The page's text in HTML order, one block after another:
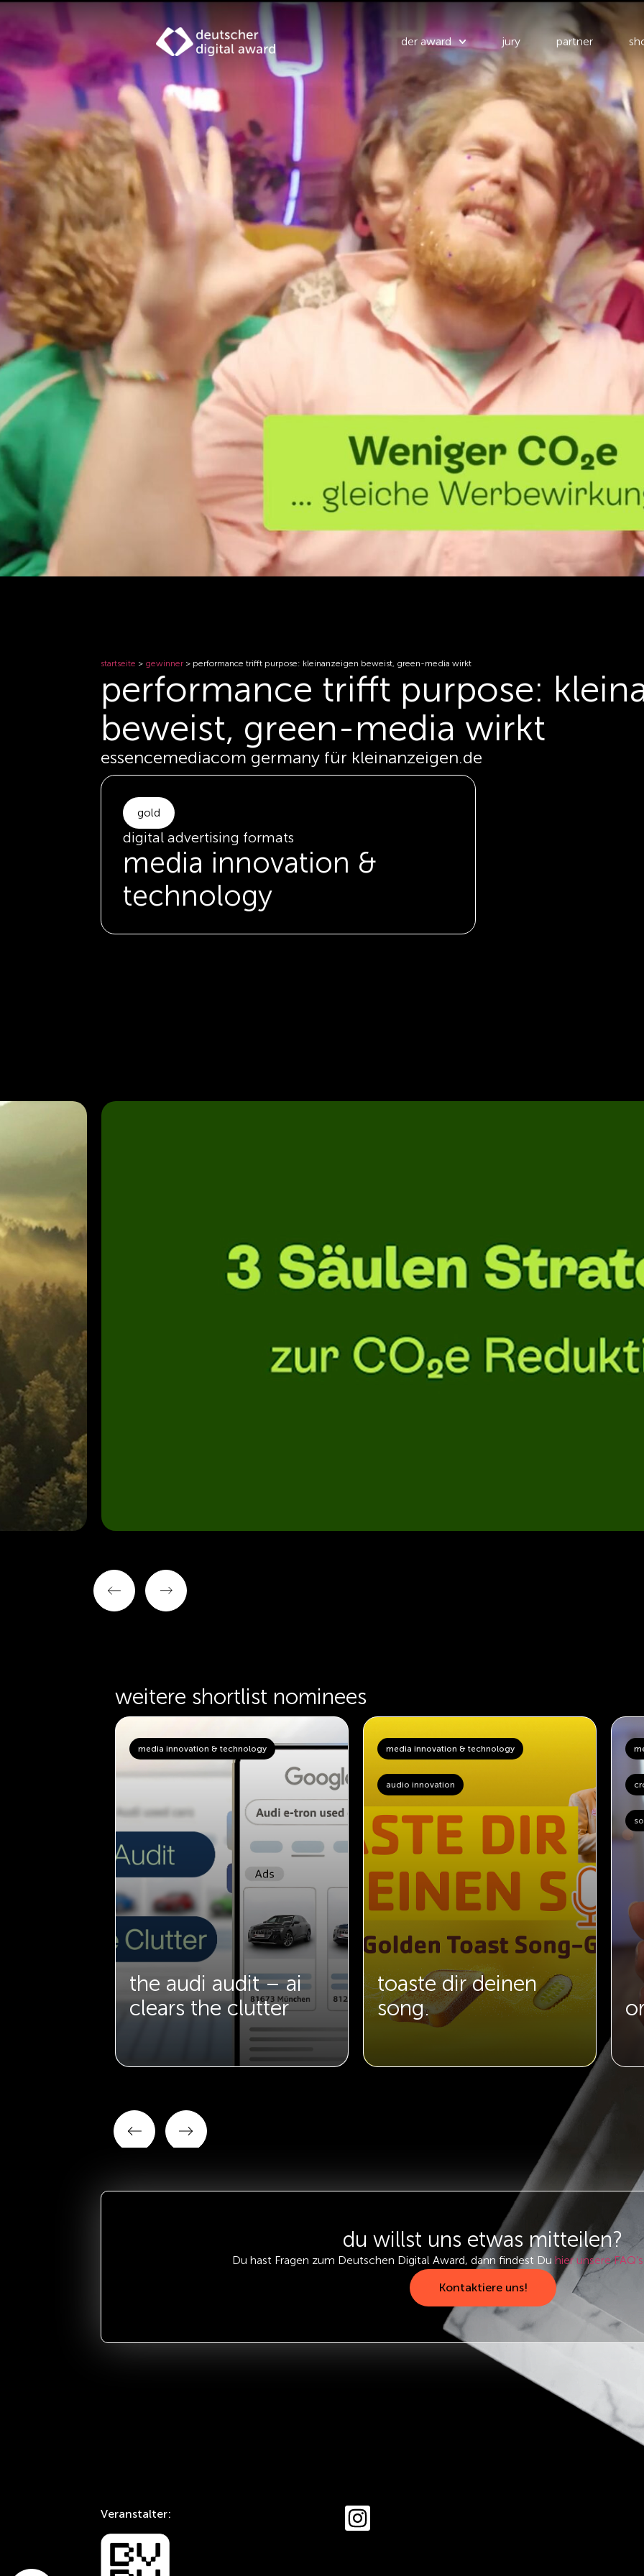
der award jury partner
startseite > gewinner> performance trifft purpose: kleinanzeigen beweist, green-media wirkt
performance trifft purpose:
beweist, green-media wirkt
essencemediacom germany für kleinanzeigen.de
gold
digital advertising formats
media innovation &
technology
weitere shortlist nominees
media innovation & technology
the audi audit – ai
clears the clutter
media innovation & technology
audio innovation
toaste dir deinen
song.
du willst uns etwas mitteilen?
Du hast Fragen zum Deutschen Digital Award, dann findest Du hier unsere FAQ’s
Kontaktiere uns!
Veranstalter: